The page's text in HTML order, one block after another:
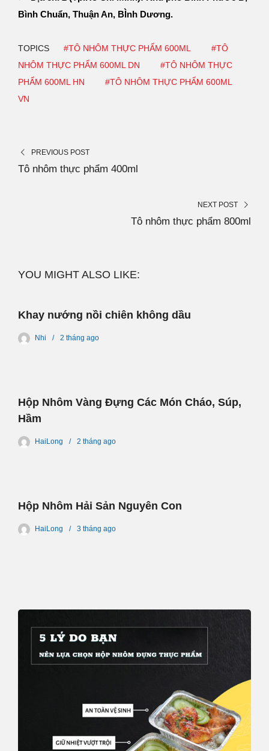
Bình Chuẩn, Thuận An, BÌnh Dương.
TOPICS #TÔ NHÔM THỰC PHẨM 600ML
#TÔ
NHÔM THỰC PHẨM 600ML DN
#TÔ NHÔM THỰC
PHẨM 600ML HN
#TÔ NHÔM THỰC PHẨM 600ML
VN
PREVIOUS POST
Tô nhôm thực phẩm 400ml
NEXT POST
Tô nhôm thực phẩm 800ml
YOU MIGHT ALSO LIKE:
Khay nướng nồi chiên không dầu
Nhi 2 tháng ago
Hộp Nhôm Vàng Đựng Các Món Cháo, Súp,
Hầm
HaiLong 2 tháng ago
Hộp Nhôm Hải Sản Nguyên Con
HaiLong 3 tháng ago